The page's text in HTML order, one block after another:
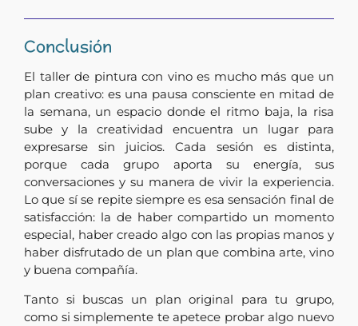
Conclusión
El taller de pintura con vino es mucho más que un
plan creativo: es una pausa consciente en mitad de
la semana, un espacio donde el ritmo baja, la risa
sube y la creatividad encuentra un lugar para
expresarse sin juicios. Cada sesión es distinta,
porque cada grupo aporta su energía, sus
conversaciones y su manera de vivir la experiencia.
Lo que sí se repite siempre es esa sensación final de
satisfacción: la de haber compartido un momento
especial, haber creado algo con las propias manos y
haber disfrutado de un plan que combina arte, vino
y buena compañía.
Tanto si buscas un plan original para tu grupo,
como si simplemente te apetece probar algo nuevo